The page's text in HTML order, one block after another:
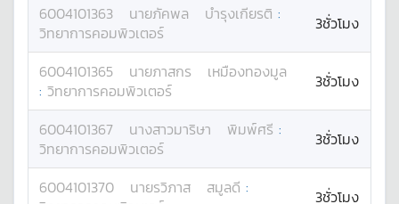
6004101363 นายภัคพล บำรุงเกียรติ :
วิทยาการคอมพิวเตอร์
3ชั่วโมง
6004101365 นายภาสกร
เหมืองทองมูล
: วิทยาการคอมพิวเตอร์ 3ชั่วโมง
6004101367 นางสาวมาริษา พิมพ์ศรี :
วิทยาการคอมพิวเตอร์
3ชั่วโมง
6004101370 นายรวิภาส สมูลดี :
3ชั่วโมง